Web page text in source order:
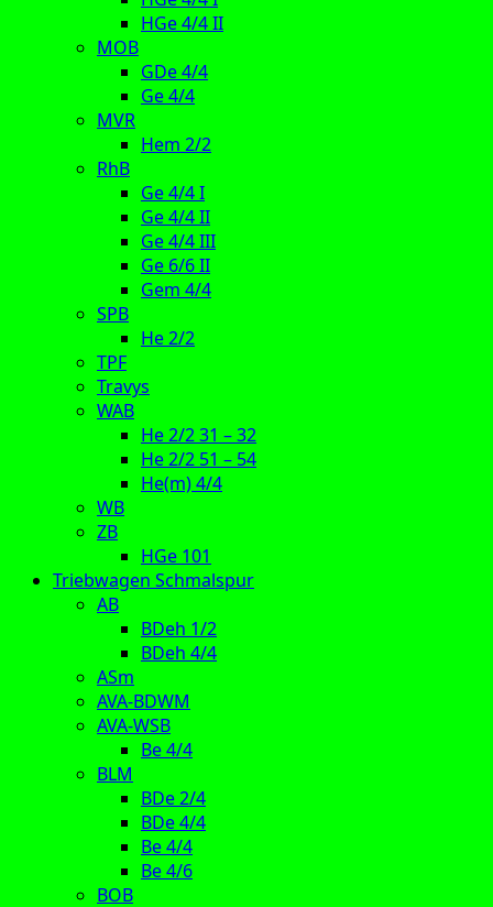
HGe 4/4 II
MOB
GDe 4/4
Ge 4/4
MVR
Hem 2/2
RhB
Ge 4/4 I
Ge 4/4 II
Ge 4/4 III
Ge 6/6 II
Gem 4/4
SPB
He 2/2
TPF
Travys
WAB
He 2/2 31 – 32
He 2/2 51 – 54
He(m) 4/4
WB
ZB
HGe 101
Triebwagen Schmalspur
AB
BDeh 1/2
BDeh 4/4
ASm
AVA-BDWM
AVA-WSB
Be 4/4
BLM
BDe 2/4
BDe 4/4
Be 4/4
Be 4/6
BOB